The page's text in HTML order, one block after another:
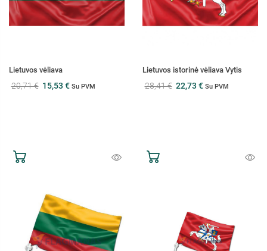
Lietuvos vėliava
20,71 € 15,53 € Su PVM
Lietuvos istorinė vėliava Vytis
28,41 € 22,73 € Su PVM